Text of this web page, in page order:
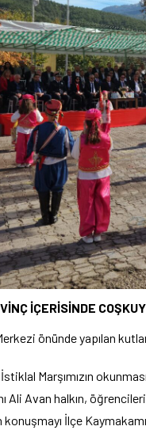
İÇERİSİNDE
önünde yapılan
İstiklal Marşımızın
Ali Avan halkın,
İlçe